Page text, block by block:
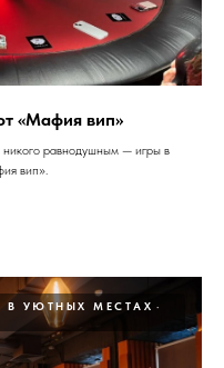
«Мафия вип»
никого равнодушным — игры в
вип».
В УЮТНЫХ МЕСТАХ